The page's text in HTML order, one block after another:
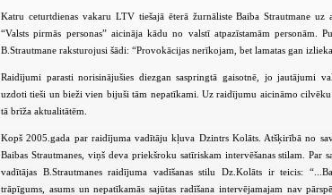
Katru ceturtdienas vakaru LTV tiešajā ēterā žurnāliste Baiba Strautmane uz
“Valsts pirmās personas” aicināja kādu no valstī atpazīstamām personām.
B.Strautmane raksturojusi šādi: “Provokācijas nerīkojam, bet lamatas gan
Raidījumi parasti norisinājušies diezgan saspringtā gaisotnē, jo jautājumi
uzdoti tieši un bieži vien bijuši tām nepatīkami. Uz raidījumu aicināmo
tā brīža aktualitātēm.
Kopš 2005.gada par raidījuma vadītāju kļuva Dzintrs Kolāts. Atšķirībā no
Baibas Strautmanes, viņš deva priekšroku satīriskam intervēšanas stilam.Par
vadītājas B.Strautmanes raidījuma vadīšanas stilu Dz.Kolāts ir teicis:
trāpīgums, asums un nepatīkamās sajūtas radīšana intervējamajam nav